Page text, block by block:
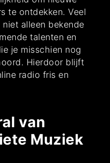
te ontdekken. Veel
alleen bekende
talenten en
je misschien nog
Hierdoor blijft
radio fris en
van
Muziek